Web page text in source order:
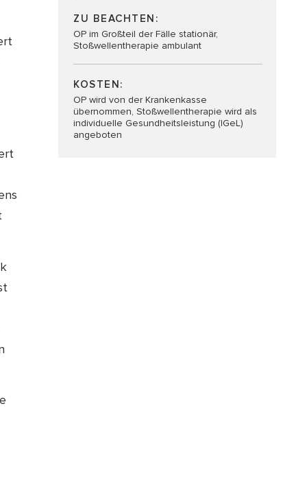
ZU BEACHTEN:
OP im Großteil der Fälle stationär,
Stoßwellentherapie ambulant
KOSTEN:
OP wird von der Krankenkasse
übernommen, Stoßwellentherapie wird als
individuelle Gesundheitsleistung (IGeL)
angeboten